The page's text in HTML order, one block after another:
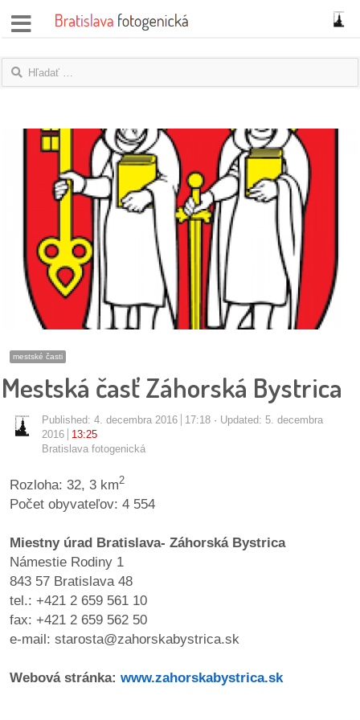
správy
názory
fotky
protesty
granty
kalendár
mestské
kauzy
konania
stavebné
mestské časti
Mestská časť Záhorská Bystrica
Published: 4. decembra 2016 17:18
Updated: 5. decembra
2016
13:25
Bratislava fotogenická
Rozloha: 32, 3 km2
Počet obyvateľov: 4 554
Miestny úrad Bratislava- Záhorská Bystrica
Námestie Rodiny 1
843 57 Bratislava 48
tel.: +421 2 659 561 10
fax: +421 2 659 562 50
e-mail: starosta@zahorskabystrica.sk
Webová stránka: www.zahorskabystrica.sk